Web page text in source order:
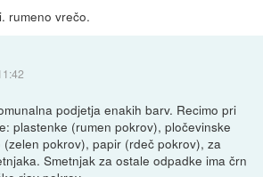
rumeno vrečo.
podjetja enakih barv. Recimo pri
plastenke (rumen pokrov), pločevinske
pokrov), papir (rdeč pokrov), za
Smetnjak za ostale odpadke ima črn